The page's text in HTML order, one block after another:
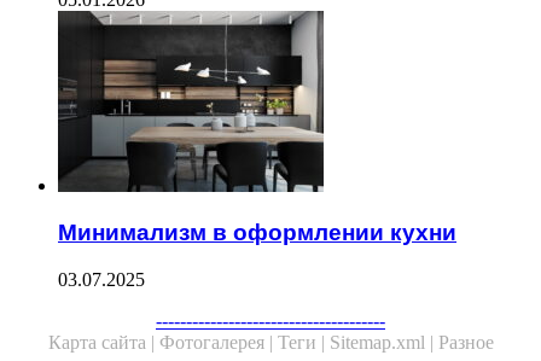
Минимализм в оформлении кухни
03.07.2025
--------------------------------------
Карта сайта | Фотогалерея | Теги | Sitemap.xml | Разное